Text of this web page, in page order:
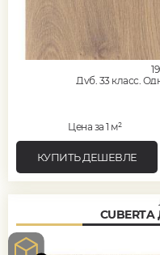
Дуб, 33 класс,
Цена за 1 м²
КУПИТЬ ДЕШЕВЛЕ